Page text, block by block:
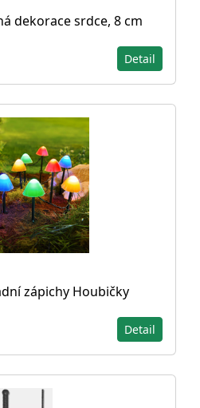
dekorace srdce, 8 cm
Detail
zápichy Houbičky
Detail